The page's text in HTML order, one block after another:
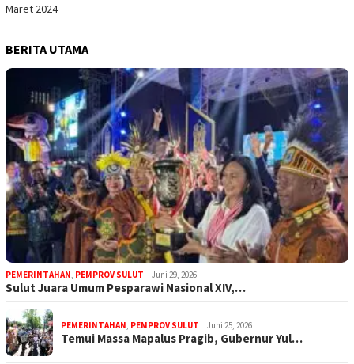
Maret 2024
BERITA UTAMA
PEMERINTAHAN PEMPROV SULUT Juni 29, 2026
Sulut Juara Umum Pesparawi Nasional XIV,…
PEMERINTAHAN PEMPROV SULUT Juni 25, 2026
Temui Massa Mapalus Pragib, Gubernur Yul…